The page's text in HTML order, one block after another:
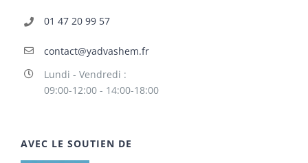
01 47 20 99 57
contact@yadvashem.fr
Lundi - Vendredi :
09:00-12:00 - 14:00-18:00
AVEC LE SOUTIEN DE